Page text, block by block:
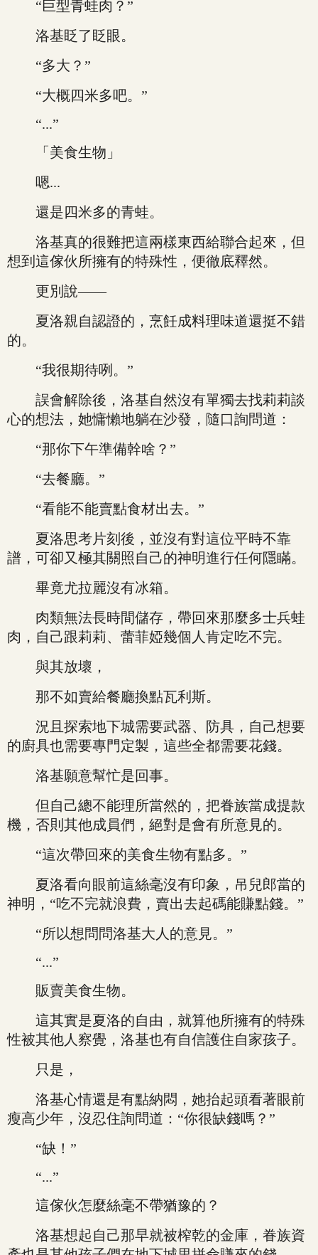
“巨型青蛙肉？”
洛基眨了眨眼。
“多大？”
“大概四米多吧。”
“...”
「美食生物」
嗯...
還是四米多的青蛙。
洛基真的很難把這兩樣東西給聯合起來，但
想到這傢伙所擁有的特殊性，便徹底釋然。
更別說——
夏洛親自認證的，烹飪成料理味道還挺不錯
的。
“我很期待咧。”
誤會解除後，洛基自然沒有單獨去找莉莉談
心的想法，她慵懶地躺在沙發，隨口詢問道：
“那你下午準備幹啥？”
“去餐廳。”
“看能不能賣點食材出去。”
夏洛思考片刻後，並沒有對這位平時不靠
譜，可卻又極其關照自己的神明進行任何隱瞞。
畢竟尤拉麗沒有冰箱。
肉類無法長時間儲存，帶回來那麼多士兵蛙
肉，自己跟莉莉、蕾菲婭幾個人肯定吃不完。
與其放壞，
那不如賣給餐廳換點瓦利斯。
況且探索地下城需要武器、防具，自己想要
的廚具也需要專門定製，這些全都需要花錢。
洛基願意幫忙是回事。
但自己總不能理所當然的，把眷族當成提款
機，否則其他成員們，絕對是會有所意見的。
“這次帶回來的美食生物有點多。”
夏洛看向眼前這絲毫沒有印象，吊兒郎當的
神明，“吃不完就浪費，賣出去起碼能賺點錢。”
“所以想問問洛基大人的意見。”
“...”
販賣美食生物。
這其實是夏洛的自由，就算他所擁有的特殊
性被其他人察覺，洛基也有自信護住自家孩子。
只是，
洛基心情還是有點納悶，她抬起頭看著眼前
瘦高少年，沒忍住詢問道：“你很缺錢嗎？”
“缺！”
“...”
這傢伙怎麼絲毫不帶猶豫的？
洛基想起自己那早就被榨乾的金庫，眷族資